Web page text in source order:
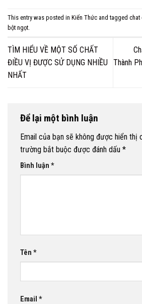
This entry was posted in Kiến Thức and tagged chat
bột ngọt
TÌM HIỂU VỀ MỘT SỐ CHẤT
ĐIỀU VỊ ĐƯỢC SỬ DỤNG NHIỀU
NHẤT
Thành
Để lại một bình luận
Email của bạn sẽ không được hiển thị
trường bắt buộc được đánh dấu *
Bình luận *
Tên *
Email *